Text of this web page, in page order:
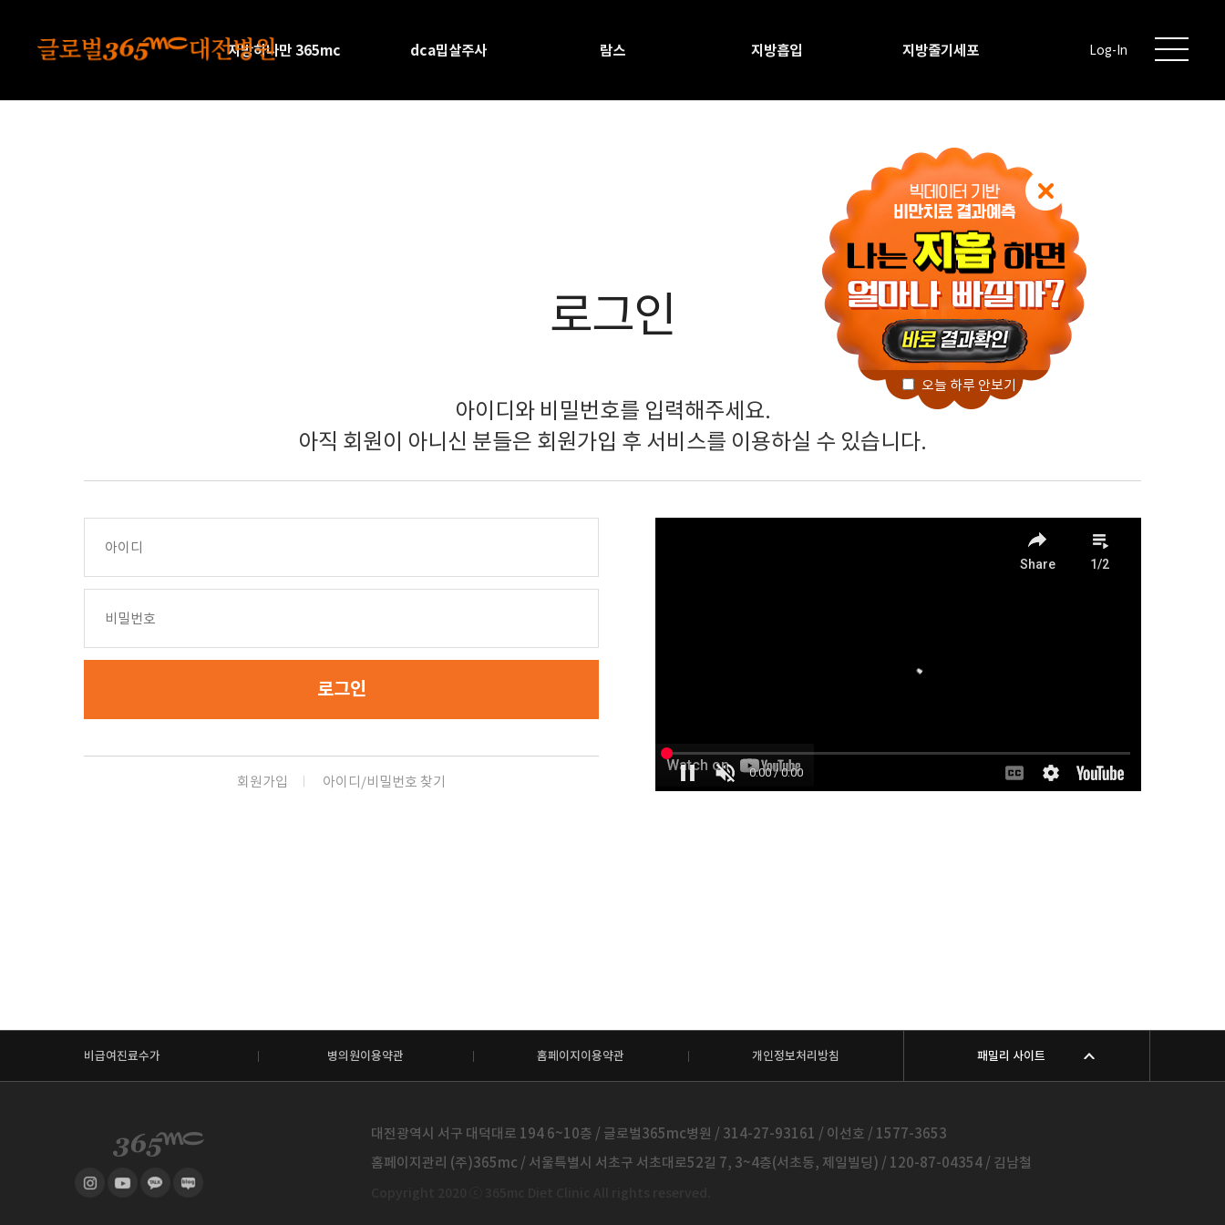
지방하나만 365mc dca밉살주사 람스 지방흡입 지방줄기세포 Log-In
로그인
아이디와 비밀번호를 입력해주세요.
아직 회원이 아니신 분들은 회원가입 후 서비스를 이용하실 수 있습니다.
로그인
회원가입 아이디/비밀번호 찾기
오늘 하루 안보기
비급여진료수가 병의원이용약관 홈페이지이용약관 개인정보처리방침 패밀리 사이트
대전광역시 서구 대덕대로 194 6~10층 / 글로벌365mc병원 / 314-27-93161 / 이선호 / 1577-3653
홈페이지관리 (주)365mc / 서울특별시 서초구 서초대로52길 7, 3~4층(서초동, 제일빌딩) / 120-87-04354 / 김남철